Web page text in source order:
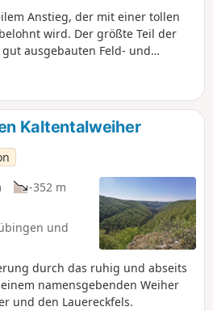
Anstieg, der mit einer tollen
wird. Der größte Teil der
ausgebauten Feld- und
Kaltentalweiher
-352 m
und
durch das ruhig und abseits
namensgebenden Weiher
und den Lauereckfels.